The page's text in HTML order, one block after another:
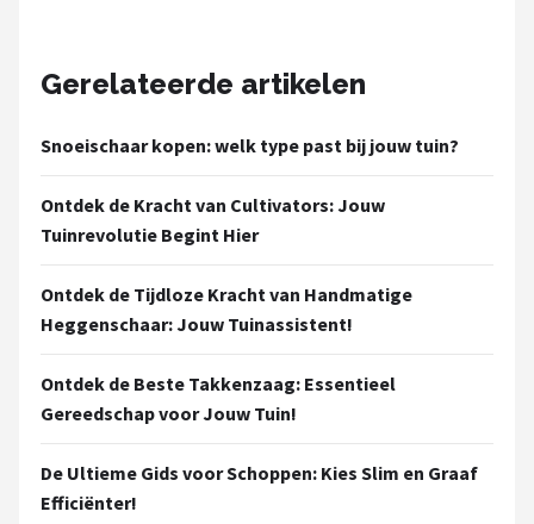
Gerelateerde artikelen
Snoeischaar kopen: welk type past bij jouw tuin?
Ontdek de Kracht van Cultivators: Jouw
Tuinrevolutie Begint Hier
Ontdek de Tijdloze Kracht van Handmatige
Heggenschaar: Jouw Tuinassistent!
Ontdek de Beste Takkenzaag: Essentieel
Gereedschap voor Jouw Tuin!
De Ultieme Gids voor Schoppen: Kies Slim en Graaf
Efficiënter!